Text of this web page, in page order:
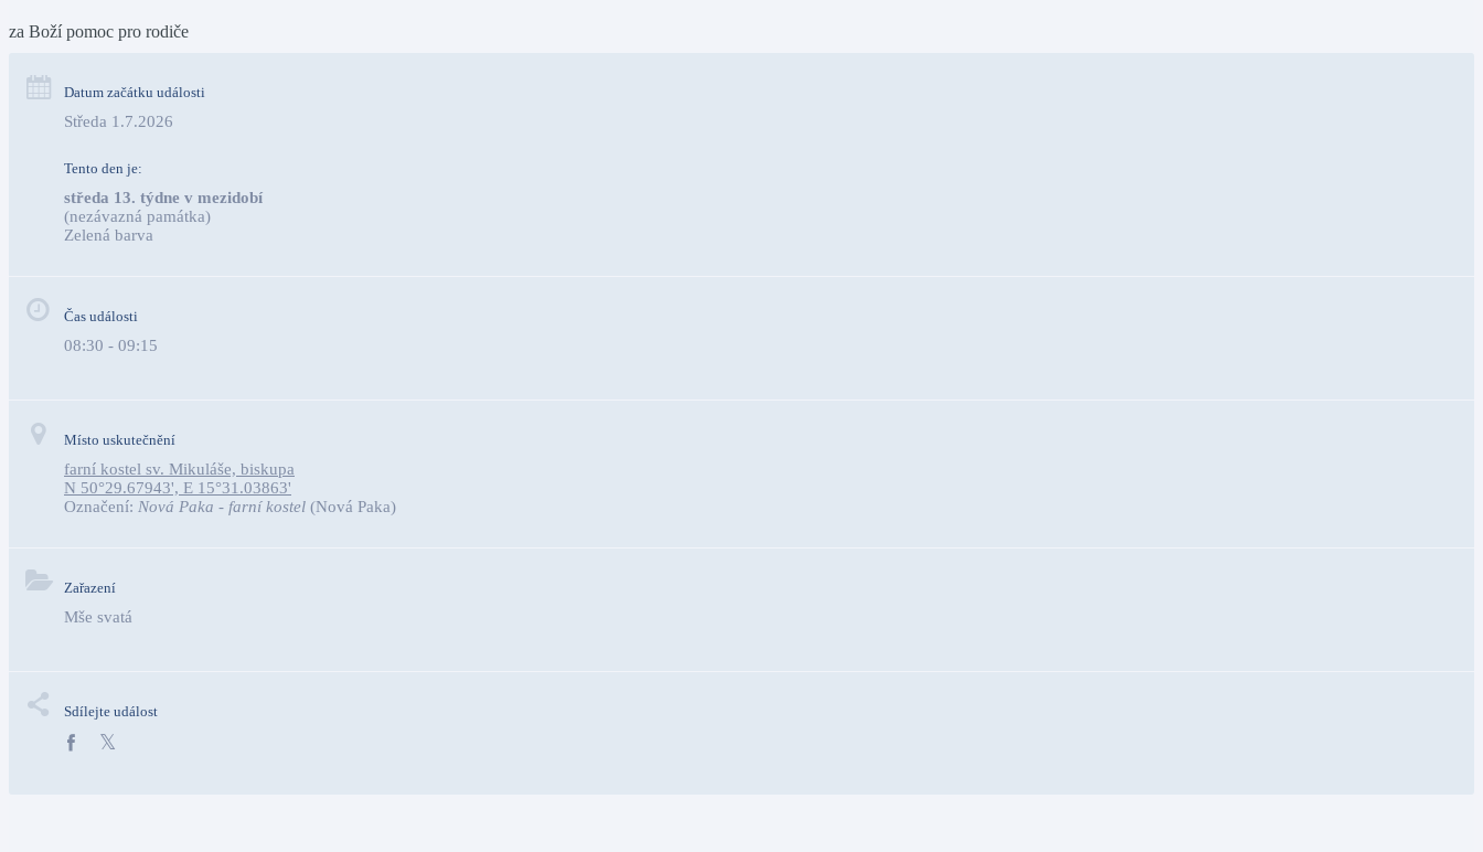
za Boží pomoc pro rodiče
Datum začátku události
Středa 1.7.2026
Tento den je:
středa 13. týdne v mezidobí
(nezávazná památka)
Zelená barva
Čas události
08:30 - 09:15
Místo uskutečnění
farní kostel sv. Mikuláše, biskupa
N 50°29.67943', E 15°31.03863'
Označení: Nová Paka - farní kostel (Nová Paka)
Zařazení
Mše svatá
Sdílejte událost